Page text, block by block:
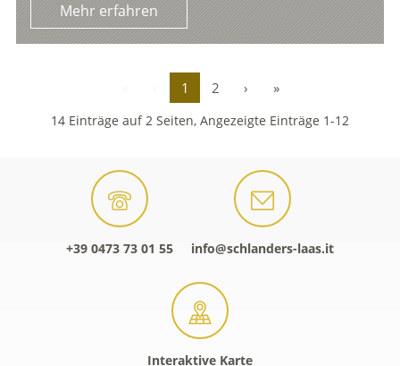
Mehr erfahren
1 2 › »
14 Einträge auf 2 Seiten, Angezeigte Einträge 1-12
+39 0473 73 01 55 info@schlanders-laas.it
Interaktive Karte